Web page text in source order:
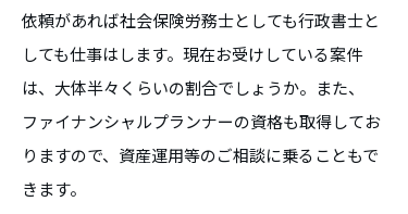
依頼があれば社会保険労務士としても行政書士と
しても仕事はします。現在お受けしている案件
は、大体半々くらいの割合でしょうか。また、
ファイナンシャルプランナーの資格も取得してお
りますので、資産運用等のご相談に乗ることもで
きます。